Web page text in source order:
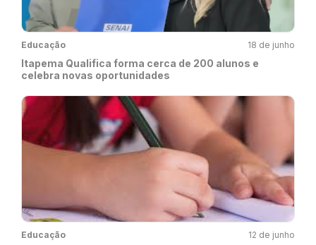
Educação 18 de junho
Itapema Qualifica forma cerca de 200 alunos e
celebra novas oportunidades
Educação 12 de junho